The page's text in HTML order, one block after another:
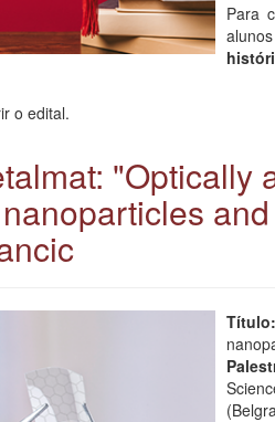
Para
o edital.
"Optically
Título: